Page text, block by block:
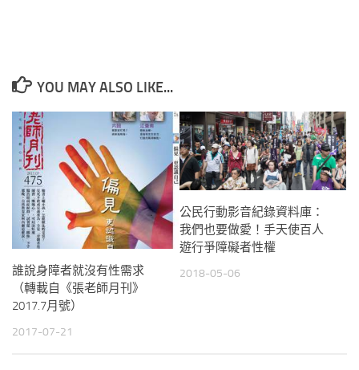
YOU MAY ALSO LIKE...
誰說身障者就沒有性需求
（轉載自《張老師月刊》
2017.7月號）
2017-07-21
公民行動影音紀錄資料庫：
我們也要做愛！手天使百人
遊行爭障礙者性權
2018-05-06